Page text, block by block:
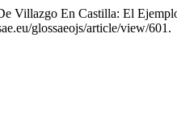
Villazgo En Castilla: El
glossaeojs/article/view/601.